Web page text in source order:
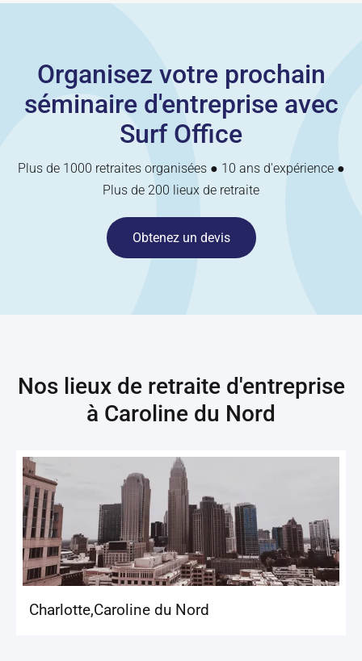
Organisez votre prochain
séminaire d'entreprise avec
Surf Office
Plus de 1000 retraites organisées ● 10 ans d'expérience ●
Plus de 200 lieux de retraite
Obtenez un devis
Nos lieux de retraite d'entreprise
à Caroline du Nord
Charlotte,Caroline du Nord